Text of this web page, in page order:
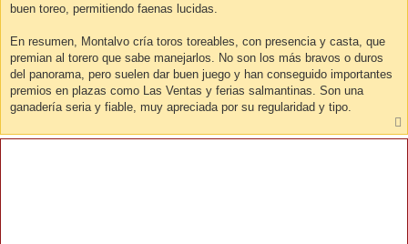
buen toreo, permitiendo faenas lucidas.
En resumen, Montalvo cría toros toreables, con presencia y casta, que
premian al torero que sabe manejarlos. No son los más bravos o duros
del panorama, pero suelen dar buen juego y han conseguido importantes
premios en plazas como Las Ventas y ferias salmantinas. Son una
ganadería seria y fiable, muy apreciada por su regularidad y tipo.